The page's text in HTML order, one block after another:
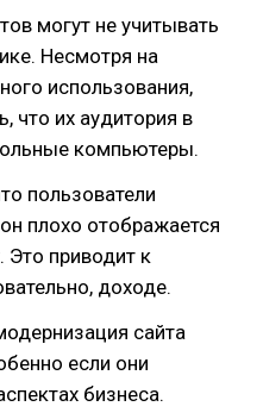
могут не учитывать
Несмотря на
использования,
что их аудитория в
компьютеры.
пользователи
плохо отображается
Это приводит к
доходе.
сайта
если они
бизнеса.